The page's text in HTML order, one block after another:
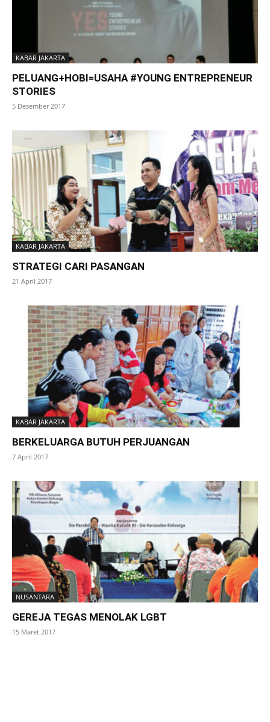
KABAR JAKARTA
PELUANG+HOBI=USAHA #YOUNG ENTREPRENEUR
STORIES
5 Desember 2017
KABAR JAKARTA
STRATEGI CARI PASANGAN
21 April 2017
KABAR JAKARTA
BERKELUARGA BUTUH PERJUANGAN
7 April 2017
NUSANTARA
GEREJA TEGAS MENOLAK LGBT
15 Maret 2017